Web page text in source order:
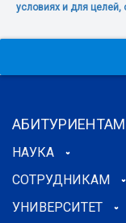
условиях и для целей,
АБИТУРИЕНТАМ
НАУКА
СОТРУДНИКАМ
УНИВЕРСИТЕТ